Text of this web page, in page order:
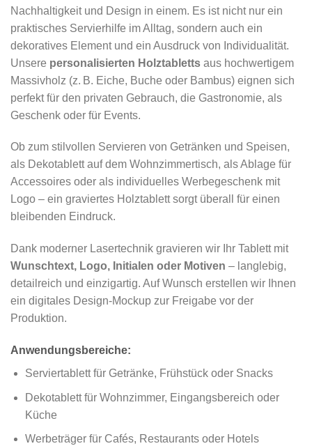
Nachhaltigkeit und Design in einem. Es ist nicht nur ein
praktisches Servierhilfe im Alltag, sondern auch ein
dekoratives Element und ein Ausdruck von Individualität.
Unsere personalisierten Holztabletts aus hochwertigem
Massivholz (z. B. Eiche, Buche oder Bambus) eignen sich
perfekt für den privaten Gebrauch, die Gastronomie, als
Geschenk oder für Events.
Ob zum stilvollen Servieren von Getränken und Speisen,
als Dekotablett auf dem Wohnzimmertisch, als Ablage für
Accessoires oder als individuelles Werbegeschenk mit
Logo – ein graviertes Holztablett sorgt überall für einen
bleibenden Eindruck.
Dank moderner Lasertechnik gravieren wir Ihr Tablett mit
Wunschtext, Logo, Initialen oder Motiven – langlebig,
detailreich und einzigartig. Auf Wunsch erstellen wir Ihnen
ein digitales Design-Mockup zur Freigabe vor der
Produktion.
Anwendungsbereiche:
Serviertablett für Getränke, Frühstück oder Snacks
Dekotablett für Wohnzimmer, Eingangsbereich oder
Küche
Werbeträger für Cafés, Restaurants oder Hotels